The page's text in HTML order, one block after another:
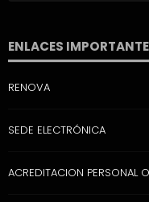
ENLACES
RENOVA
SEDE ELECTRÓNICA
ACREDITACION PERSONAL